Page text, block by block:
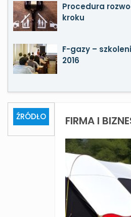
Procedura
kroku
F-gazy –
2016
ŹRÓDŁO FIRMA I